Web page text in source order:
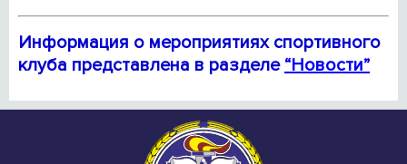
Информация о мероприятиях спортивного
клуба представлена в разделе “Новости”